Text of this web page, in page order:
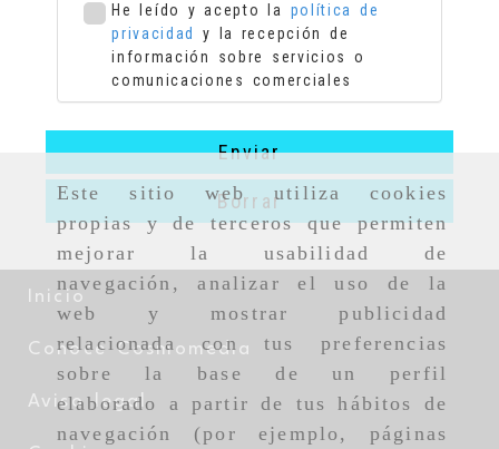
Este sitio web utiliza cookies
propias y de terceros que permiten
mejorar la usabilidad de
navegación, analizar el uso de la
web y mostrar publicidad
relacionada con tus preferencias
sobre la base de un perfil
elaborado a partir de tus hábitos de
navegación (por ejemplo, páginas
He leído y acepto la política de
privacidad
y la recepción de
información sobre servicios o
comunicaciones comerciales
Enviar
Borrar
Inicio
Conoce Cosmomedia
Aviso legal